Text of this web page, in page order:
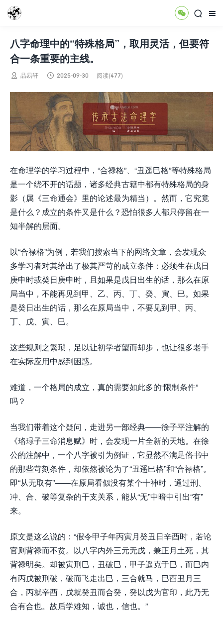



八字命理中的“特殊格局”，取用灵活，但要符
合一条重要的主线。
 品易轩  2025-09-30 阅读(477)
在命理学的学习过程中，“合禄格”、“丑遥巳格”等特殊格局
是一个绕不开的话题，诸多经典古籍中都有特殊格局的身
影（属《三命通会》里的论述最为精当）。然而，它究竟
是什么？成立的条件又是什么？恐怕很多人都只停留在一
知半解的层面。
以“合禄格”为例，若我们搜索当下的网络文章，会发现众
多学习者对其给出了极其严苛的成立条件：必须生在戊日
庚申时或癸日庚申时，且如果是戊日出生的话，那么在原
局当中，不能再见到甲、乙、丙、丁、癸、寅、巳。如果
是癸日出生的话，那么在原局当中，不要见到甲、丙、
丁、戊、寅、巳。
这些规则之繁琐，足以让初学者望而却步，也让很多老手
在实际应用中感到困惑。
难道，一个格局的成立，真的需要如此多的“限制条件”
吗？
当我们带着这个疑问，走进另一部经典——徐子平注解的
《珞琭子三命消息赋》时，会发现一片全新的天地。在徐
公的注解中，一个八字被引为例证，它显然不满足俗书中
的那些苛刻条件，却依然被论为了“丑遥巳格”和“合禄格”。
即“从无取有”——在原局看似没有某个十神时，通过刑、
冲、合、破等复杂的干支关系，能从“无”中暗中引出“有”
来。
原文是这么说的：“假令甲子年丙寅月癸丑日辛酉时，若论
官则背禄而不贫。以八字内外三元无戊，兼正月土死，其
背禄明矣。却被寅刑巳，丑破巳，甲子遥克于巳，而巳内
有丙戊被刑破，破而飞走出巳，三合就马，巳酉丑月三
合，丙就辛酉，戊就癸丑而合癸，癸以戊为官印，此乃无
合有合也。故后学难知，诚也，信也。”